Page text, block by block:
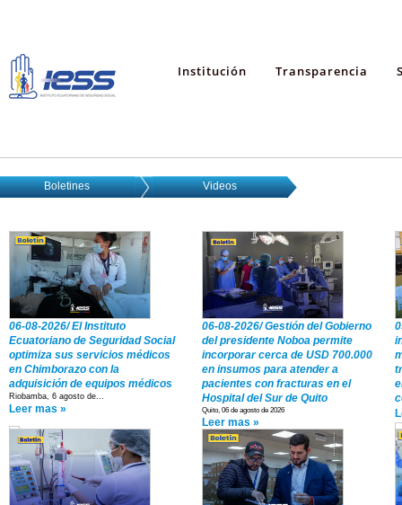
Institución Transparencia
Boletines Videos
06-08-2026/ El Instituto
Ecuatoriano de Seguridad Social
optimiza sus servicios médicos
en Chimborazo con la
adquisición de equipos médicos
Riobamba, 6 agosto de...
Leer mas »
06-08-2026/ Gestión del Gobierno
del presidente Noboa permite
incorporar cerca de USD 700.000
en insumos para atender a
pacientes con fracturas en el
Hospital del Sur de Quito
Quito, 06 de agosto de 2026
Leer mas »